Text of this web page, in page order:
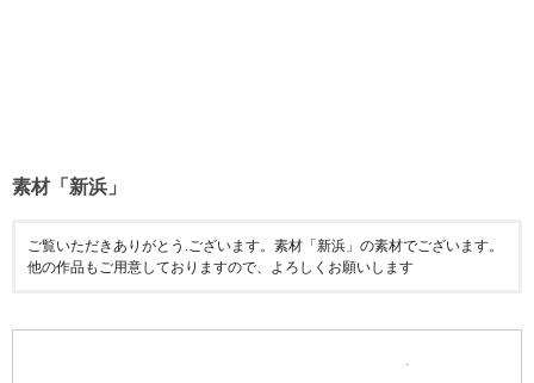
素材「新浜」
ご覧いただきありがとう.ございます。素材「新浜」の素材でございます。
他の作品もご用意しておりますので、よろしくお願いします